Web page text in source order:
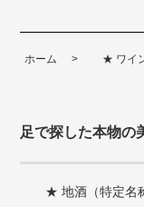
ホーム > ★ ワイン
足で探した本物の
★ 地酒（特定名称